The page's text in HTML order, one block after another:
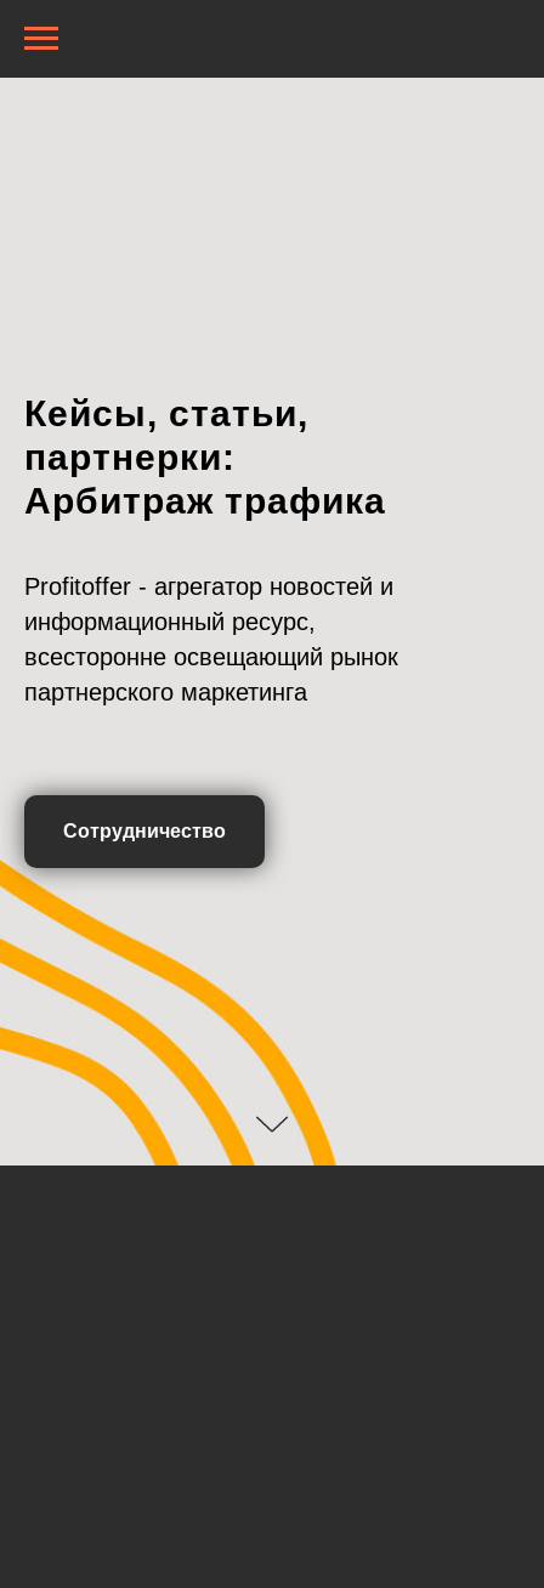
Кейсы, статьи,
партнерки:
Арбитраж трафика
Profitoffer - агрегатор новостей и
информационный ресурс,
всесторонне освещающий рынок
партнерского маркетинга
Сотрудничество